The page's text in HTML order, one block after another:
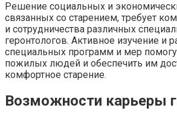
Решение социальных и
связанных со старением, требует
и сотрудничества различных
геронтологов. Активное изучение и
специальных программ и мер
пожилых людей и обеспечить им
комфортное старение.
Возможности карьеры